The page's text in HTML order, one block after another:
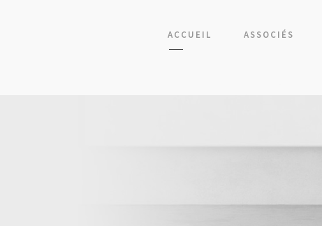
ACCUEIL ASSOCIÉS